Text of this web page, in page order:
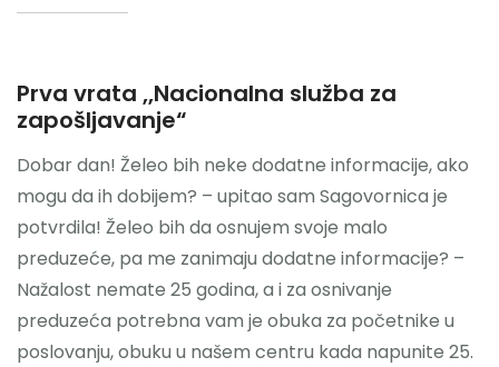
Prva vrata ,,Nacionalna služba za
zapošljavanje“
Dobar dan! Želeo bih neke dodatne informacije, ako
mogu da ih dobijem? – upitao sam Sagovornica je
potvrdila! Želeo bih da osnujem svoje malo
preduzeće, pa me zanimaju dodatne informacije? –
Nažalost nemate 25 godina, a i za osnivanje
preduzeća potrebna vam je obuka za početnike u
poslovanju, obuku u našem centru kada napunite 25.